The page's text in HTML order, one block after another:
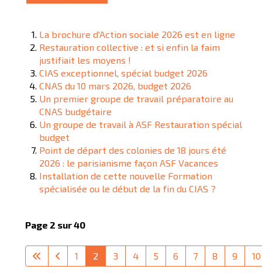
La brochure d'Action sociale 2026 est en ligne
Restauration collective : et si enfin la faim
justifiait les moyens !
CIAS exceptionnel, spécial budget 2026
CNAS du 10 mars 2026, budget 2026
Un premier groupe de travail préparatoire au
CNAS budgétaire
Un groupe de travail à ASF Restauration spécial
budget
Point de départ des colonies de 18 jours été
2026 : le parisianisme façon ASF Vacances
Installation de cette nouvelle Formation
spécialisée ou le début de la fin du CIAS ?
Page 2 sur 40
1 2 3 4 5 6 7 8 9 10